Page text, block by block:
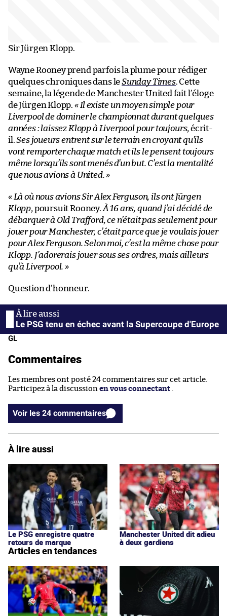
Sir Jürgen Klopp.
Wayne Rooney prend parfois la plume pour rédiger
quelques chroniques dans leSunday Times. Cette
semaine, la légende de Manchester United fait l’éloge
de Jürgen Klopp. « Il existe un moyen simple pour
Liverpool de dominer le championnat durant quelques
années : laissez Klopp à Liverpool pour toujours, écrit-
il.Ses joueurs entrent sur le terrain en croyant qu’ils
vont remporter chaque match et ils le pensent toujours
même lorsqu’ils sont menés d’un but. C’est la mentalité
que nous avions à United. »
« Là où nous avions Sir Alex Ferguson, ils ont Jürgen
Klopp, poursuit Rooney. À 16 ans, quand j’ai décidé de
débarquer à Old Trafford, ce n’était pas seulement pour
jouer pour Manchester, c’était parce que je voulais jouer
pour Alex Ferguson. Selon moi, c’est la même chose pour
Klopp. J’adorerais jouer sous ses ordres, mais ailleurs
qu’à Liverpool. »
Question d’honneur.
Le PSG tenu en échec avant la Supercoupe d'Europe
GL
Commentaires
Les membres ont posté 24 commentaires sur cet article.
Participez à la discussion en vous connectant .
Voir les 24 commentaires
À lire aussi
Le PSG enregistre quatre
retours de marque
Manchester United dit adieu
à deux gardiens
Articles en tendances